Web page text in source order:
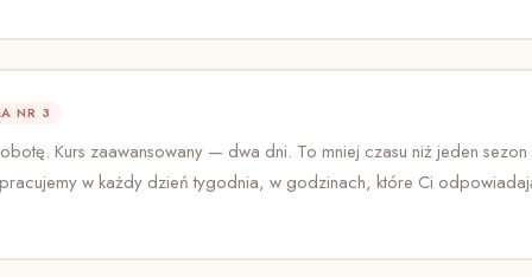
NR 3
Kurs zaawansowany — dwa dni. To mniej czasu niż jeden sezon
w każdy dzień tygodnia, w godzinach, które Ci